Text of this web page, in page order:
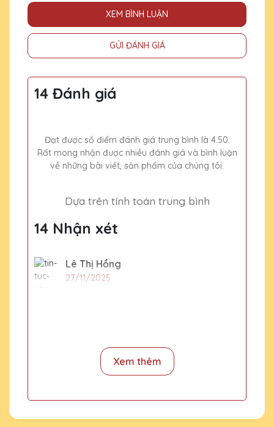
XEM BÌNH LUẬN
GỬI ĐÁNH GIÁ
14 Đánh giá
Đạt được số điểm đánh giá trung bình là 4.50.
Rất mong nhận được nhiều đánh giá và bình luận
về những bài viết, sản phẩm của chúng tôi.
Dựa trên tính toán trung bình
14 Nhận xét
Lê Thị Hồng
27/11/2025
Phạm Văn Bảo
Xem thêm